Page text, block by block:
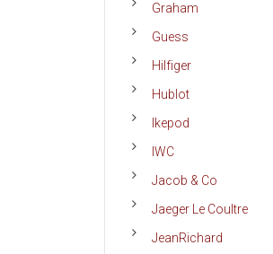
Graham
Guess
Hilfiger
Hublot
Ikepod
IWC
Jacob & Co
Jaeger Le Coultre
JeanRichard